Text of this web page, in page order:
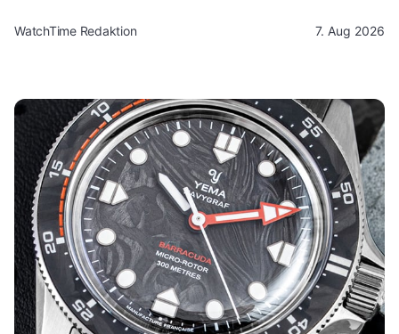
WatchTime Redaktion 7. Aug 2026